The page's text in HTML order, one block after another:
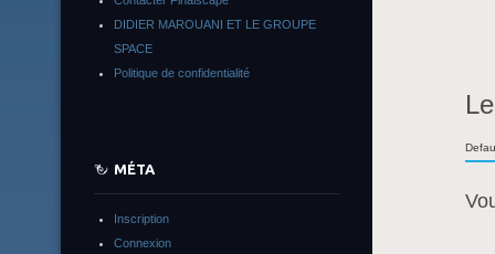
DIDIER MAROUANI ET LE GROUPE
SPACE
Politique de confidentialité
MÉTA
Inscription
Connexion